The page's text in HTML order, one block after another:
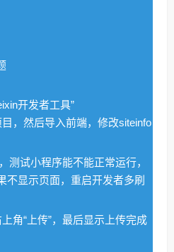
开发者工具”
，然后导入前端，修改siteinfo
测试小程序能不能正常运行，
不显示页面，重启开发者多刷
角“上传”，最后显示上传完成